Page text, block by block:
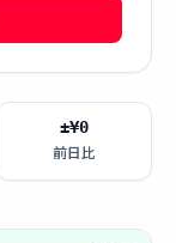
±¥0
前日比